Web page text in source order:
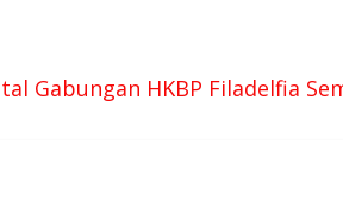
Gabungan HKBP Filadelfia